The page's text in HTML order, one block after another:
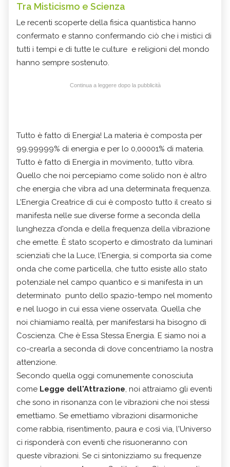
Tra Misticismo e Scienza
Le recenti scoperte della fisica quantistica hanno
confermato e stanno confermando ciò che i mistici di
tutti i tempi e di tutte le culture e religioni del mondo
hanno sempre sostenuto.
Continua a leggere dopo la pubblicità
Tutto è fatto di Energia! La materia è composta per
99,99999% di energia e per lo 0,00001% di materia.
Tutto è fatto di Energia in movimento, tutto vibra.
Quello che noi percepiamo come solido non è altro
che energia che vibra ad una determinata frequenza.
L'Energia Creatrice di cui è composto tutto il creato si
manifesta nelle sue diverse forme a seconda della
lunghezza d'onda e della frequenza della vibrazione
che emette. È stato scoperto e dimostrato da luminari
scienziati che la Luce, l'Energia, si comporta sia come
onda che come particella, che tutto esiste allo stato
potenziale nel campo quantico e si manifesta in un
determinato punto dello spazio-tempo nel momento
e nel luogo in cui essa viene osservata. Quella che
noi chiamiamo realtà, per manifestarsi ha bisogno di
Coscienza. Che è Essa Stessa Energia. E siamo noi a
co-crearla a seconda di dove concentriamo la nostra
attenzione.
Secondo quella oggi comunemente conosciuta
come Legge dell'Attrazione, noi attraiamo gli eventi
che sono in risonanza con le vibrazioni che noi stessi
emettiamo. Se emettiamo vibrazioni disarmoniche
come rabbia, risentimento, paura e così via, l'Universo
ci risponderà con eventi che risuoneranno con
queste vibrazioni. Se ci sintonizziamo su frequenze